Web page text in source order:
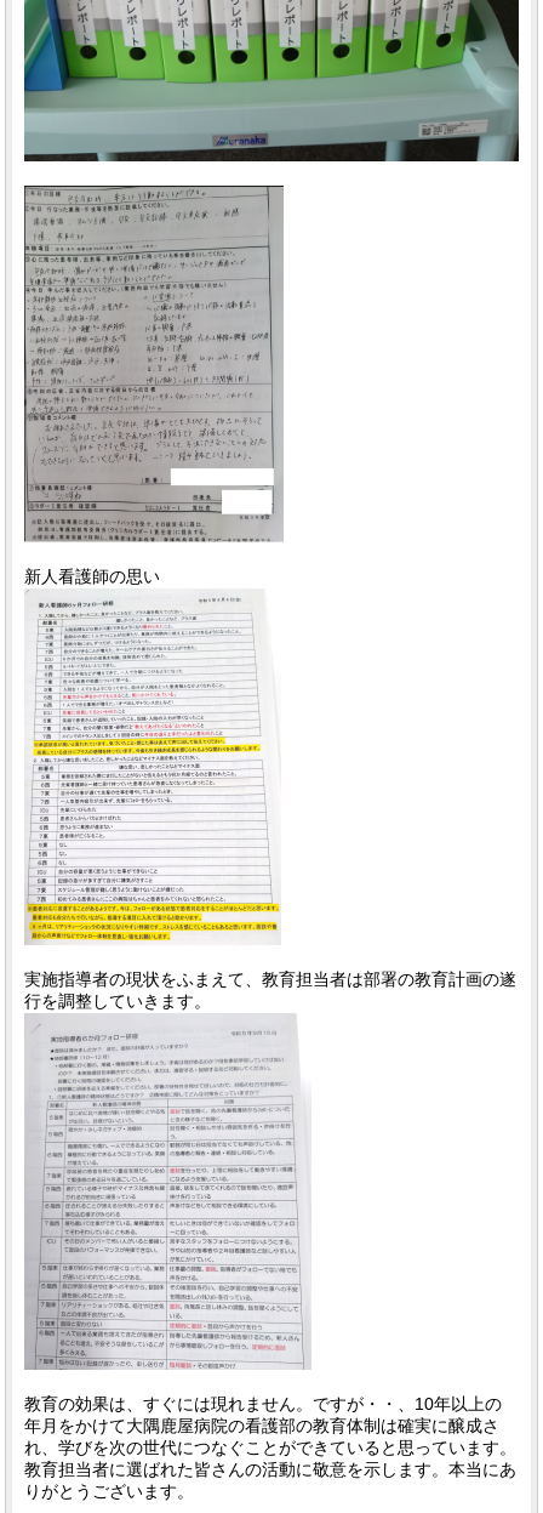
新人看護師の思い
実施指導者の現状をふまえて、教育担当者は部署の教育計画の遂
行を調整していきます。
教育の効果は、すぐには現れません。ですが・・、10年以上の
年月をかけて大隅鹿屋病院の看護部の教育体制は確実に醸成さ
れ、学びを次の世代につなぐことができていると思っています。
教育担当者に選ばれた皆さんの活動に敬意を示します。本当にあ
りがとうございます。